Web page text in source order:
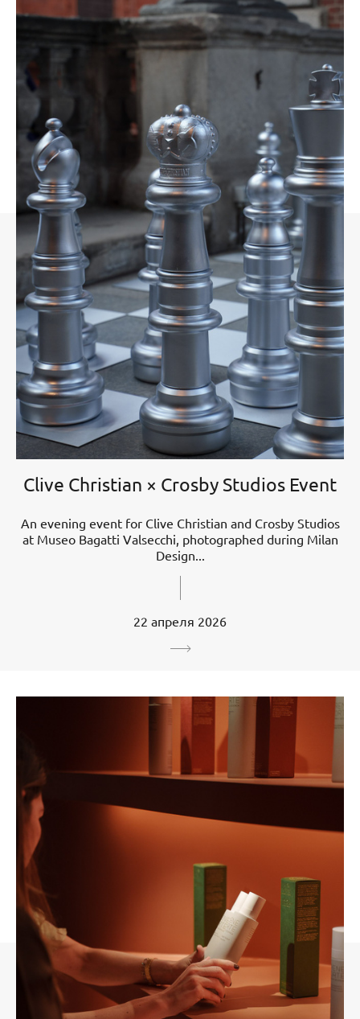
Clive Christian × Crosby Studios Event
An evening event for Clive Christian and Crosby Studios
at Museo Bagatti Valsecchi, photographed during Milan
Design...
22 апреля 2026